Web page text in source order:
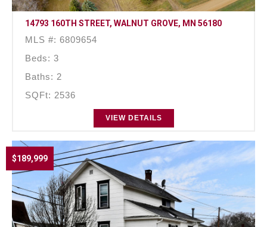
14793 160TH STREET, WALNUT GROVE, MN 56180
MLS #: 6809654
Beds: 3
Baths: 2
SQFt: 2536
VIEW DETAILS
$189,999